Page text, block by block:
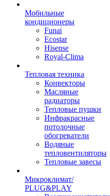
Мобильные
кондиционеры
Funai
Ecostar
Hisense
Royal-Clima
Тепловая техника
Конвекторы
Масляные
радиаторы
Тепловые пушки
Инфракрасные
потолочные
обогреватели
Водяные
тепловентиляторы
Тепловые завесы
Микроклимат/
PLUG&PLAY